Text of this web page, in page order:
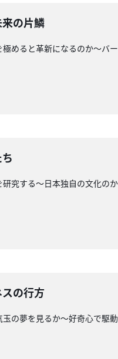
の片鱗
めると革新になるのか〜バ
究する〜日本独自の文化の
の行方
の夢を見るか〜好奇心で駆